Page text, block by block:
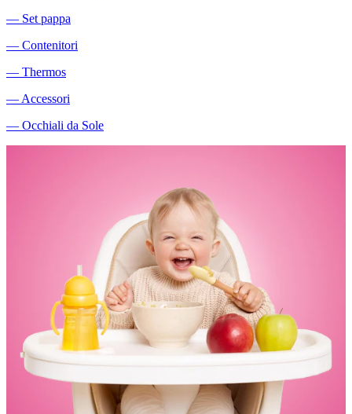
― Set pappa
― Contenitori
― Thermos
― Accessori
― Occhiali da Sole